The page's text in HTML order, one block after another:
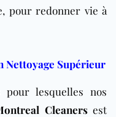
pour redonner vie à
Nettoyage Supérieur
pour lesquelles nos
Cleanersest